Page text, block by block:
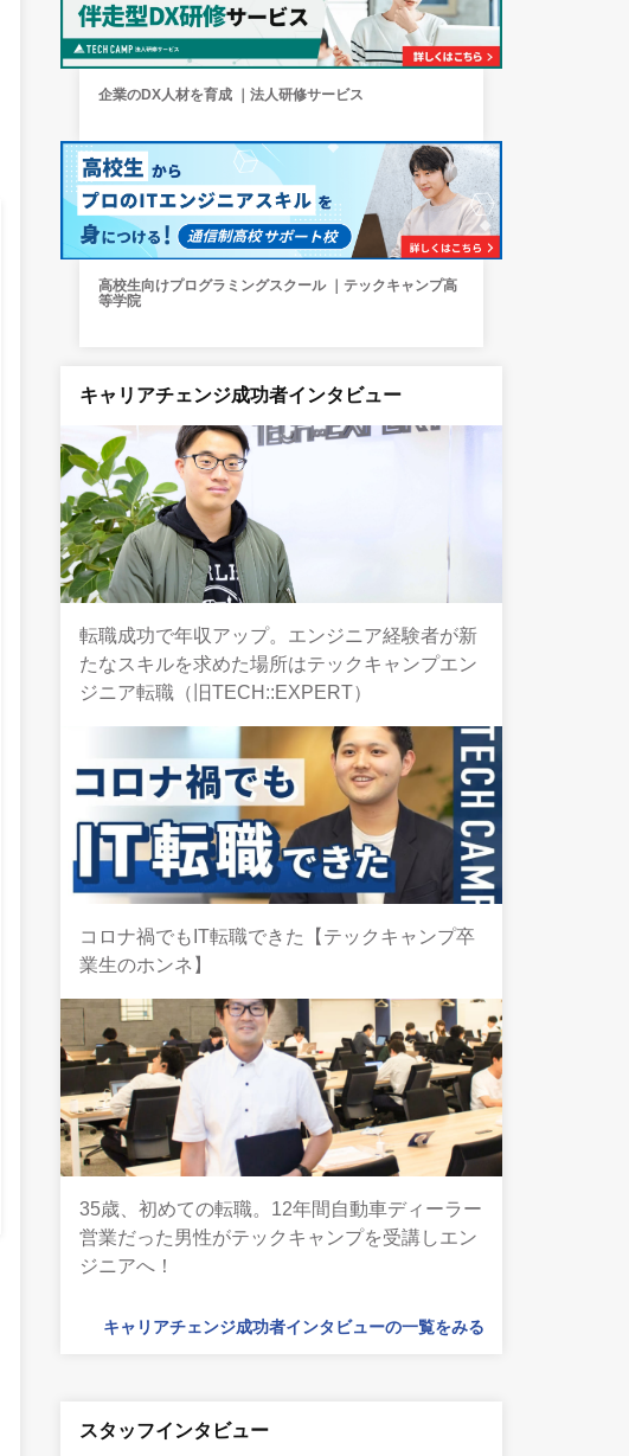
企業のDX人材を育成 ｜法人研修サービス
高校生向けプログラミングスクール ｜テックキャンプ高
等学院
キャリアチェンジ成功者インタビュー
転職成功で年収アップ。エンジニア経験者が新
たなスキルを求めた場所はテックキャンプエン
ジニア転職（旧TECH::EXPERT）
コロナ禍でもIT転職できた【テックキャンプ卒
業生のホンネ】
35歳、初めての転職。12年間自動車ディーラー
営業だった男性がテックキャンプを受講しエン
ジニアへ！
キャリアチェンジ成功者インタビューの一覧をみる
スタッフインタビュー